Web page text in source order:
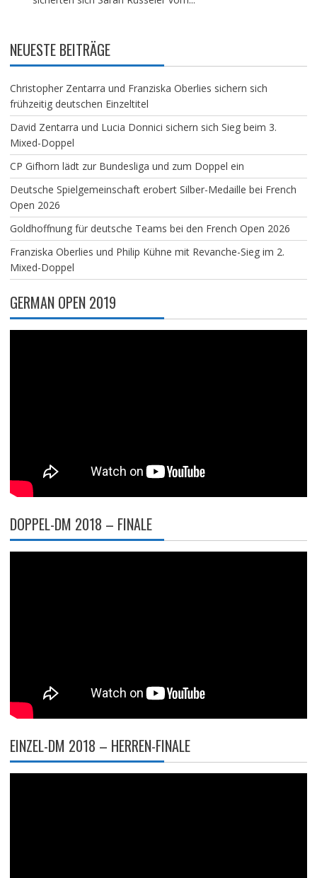
NEUESTE BEITRÄGE
Christopher Zentarra und Franziska Oberlies sichern sich
frühzeitig deutschen Einzeltitel
David Zentarra und Lucia Donnici sichern sich Sieg beim 3.
Mixed-Doppel
CP Gifhorn lädt zur Bundesliga und zum Doppel ein
Deutsche Spielgemeinschaft erobert Silber-Medaille bei French
Open 2026
Goldhoffnung für deutsche Teams bei den French Open 2026
Franziska Oberlies und Philip Kühne mit Revanche-Sieg im 2.
Mixed-Doppel
GERMAN OPEN 2019
DOPPEL-DM 2018 – FINALE
EINZEL-DM 2018 – HERREN-FINALE